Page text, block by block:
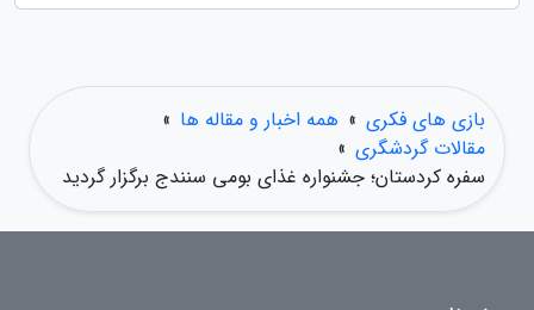
بازی های فکری » همه اخبار و مقاله ها »
مقالات گردشگری »
سفره کردستان؛ جشنواره غذای بومی سنندج برگزار گردید